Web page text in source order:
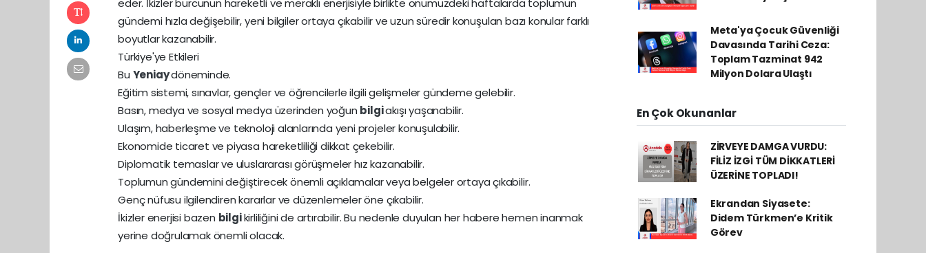
eder. İkizler burcunun hareketli ve meraklı enerjisiyle birlikte önümüzdeki haftalarda toplumun
gündemi hızla değişebilir, yeni bilgiler ortaya çıkabilir ve uzun süredir konuşulan bazı konular farklı
boyutlar kazanabilir.
Türkiye'ye Etkileri
Bu Yeniaydöneminde.
Eğitim sistemi, sınavlar, gençler ve öğrencilerle ilgili gelişmeler gündeme gelebilir.
Basın, medya ve sosyal medya üzerinden yoğun bilgiakışı yaşanabilir.
Ulaşım, haberleşme ve teknoloji alanlarında yeni projeler konuşulabilir.
Ekonomide ticaret ve piyasa hareketliliği dikkat çekebilir.
Diplomatik temaslar ve uluslararası görüşmeler hız kazanabilir.
Toplumun gündemini değiştirecek önemli açıklamalar veya belgeler ortaya çıkabilir.
Genç nüfusu ilgilendiren kararlar ve düzenlemeler öne çıkabilir.
İkizler enerjisi bazen bilgikirliliğini de artırabilir. Bu nedenle duyulan her habere hemen inanmak
yerine doğrulamak önemli olacak.
Meta'ya Çocuk Güvenliği
Davasında Tarihi Ceza:
Toplam Tazminat 942
Milyon Dolara Ulaştı
En Çok Okunanlar
ZİRVEYE DAMGA VURDU:
FİLİZ İZGİ TÜM DİKKATLERİ
ÜZERİNE TOPLADI!
Ekrandan Siyasete:
Didem Türkmen’e Kritik
Görev